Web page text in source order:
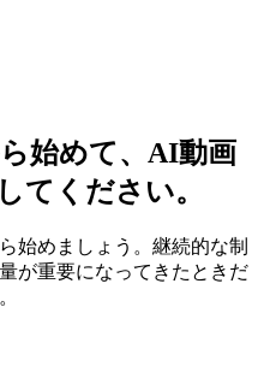
始めて、AI動画
てください。
始めましょう。継続的な制
が重要になってきたときだ